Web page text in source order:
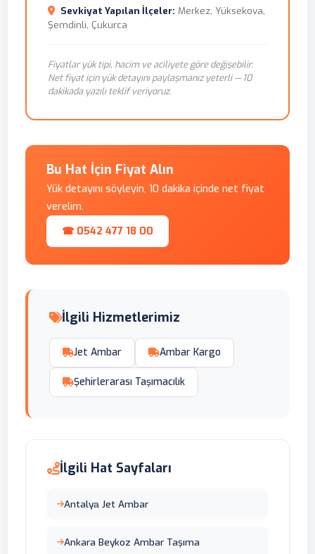
Sevkiyat Yapılan İlçeler: Merkez, Yüksekova,
Şemdinli, Çukurca
Fiyatlar yük tipi, hacim ve aciliyete göre değişebilir.
Net fiyat için yük detayını paylaşmanız yeterli — 10
dakikada yazılı teklif veriyoruz.
Bu Hat İçin Fiyat Alın
Yük detayını söyleyin, 10 dakika içinde net fiyat
verelim.
☎ 0542 477 18 00
İlgili Hizmetlerimiz
Jet Ambar Ambar Kargo
Şehirlerarası Taşımacılık
İlgili Hat Sayfaları
Antalyа Jet Ambar
Ankara Beykoz Ambar Taşıma